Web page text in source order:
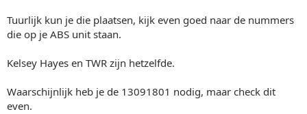
Tuurlijk kun je die plaatsen, kijk even goed naar de nummers
die op je ABS unit staan.
Kelsey Hayes en TWR zijn hetzelfde.
Waarschijnlijk heb je de 13091801 nodig, maar check dit
even.